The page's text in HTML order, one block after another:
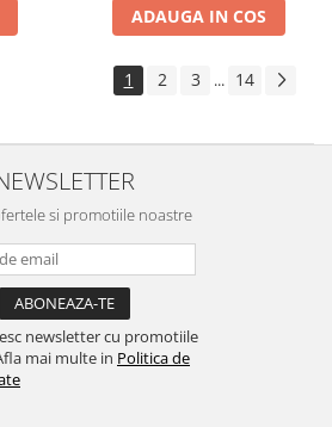
ADAUGA IN COS
1 2 3 ... 14
si promotiile noastre
newsletter cu promotiile
mai multe in Politica de